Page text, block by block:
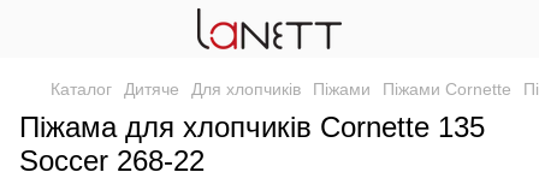
Каталог Дитяче Для хлопчиків Піжами Піжами Cornette
Піжама для хлопчиків Cornette 135
Soccer 268-22